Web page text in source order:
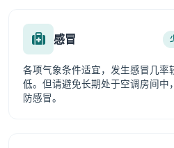
感冒
各项气象条件适宜，发生感冒几率
低。但请避免长期处于空调房间中
防感冒。